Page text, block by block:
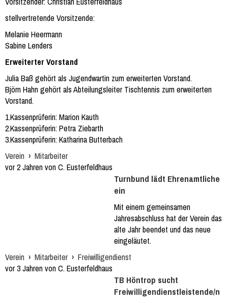
stellvertretende Vorsitzende:
Melanie Heermann
Sabine Lenders
Erweiterter Vorstand
Julia Baß gehört als Jugendwartin zum erweiterten Vorstand.
Björn Hahn gehört als Abteilungsleiter Tischtennis zum erweiterten
Vorstand.
1.Kassenprüferin: Marion Kauth
2.Kassenprüferin: Petra Ziebarth
3.Kassenprüferin: Katharina Butterbach
Verein › Mitarbeiter
vor 2 Jahren von C. Eusterfeldhaus
Turnbund lädt Ehrenamtliche
ein
Mit einem gemeinsamen
Jahresabschluss hat der Verein das
alte Jahr beendet und das neue
eingeläutet.
Verein › Mitarbeiter › Freiwilligendienst
vor 3 Jahren von C. Eusterfeldhaus
TB Höntrop sucht
Freiwilligendienstleistende/n